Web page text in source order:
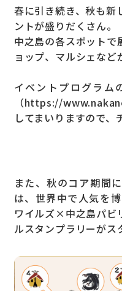
春に引き続き、秋も新
ントが盛りだくさん。
中之島の各スポットで
ョップ、マルシェなど
イベントプログラム
（https://
してまいりますので、
また、秋のコア期間
は、世界中で人気を
ワイルズ×中之島パビ
ルスタンプラリーがス